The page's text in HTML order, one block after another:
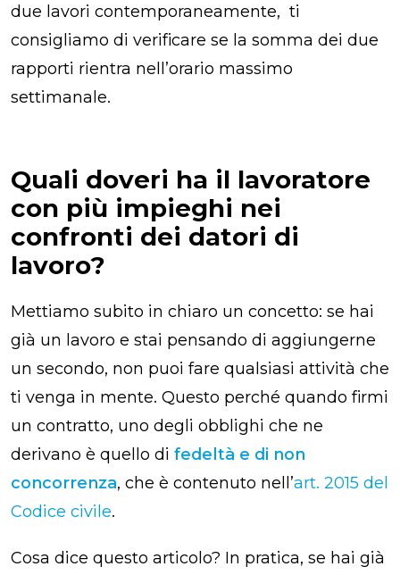
due lavori contemporaneamente, ti
consigliamo di verificare se la somma dei due
rapporti rientra nell’orario massimo
settimanale.
Quali doveri ha il lavoratore
con più impieghi nei
confronti dei datori di
lavoro?
Mettiamo subito in chiaro un concetto: se hai
già un lavoro e stai pensando di aggiungerne
un secondo, non puoi fare qualsiasi attività che
ti venga in mente. Questo perché quando firmi
un contratto, uno degli obblighi che ne
derivano è quello di fedeltà e di non
concorrenza, che è contenuto nell’art. 2015 del
Codice civile.
Cosa dice questo articolo? In pratica, se hai già